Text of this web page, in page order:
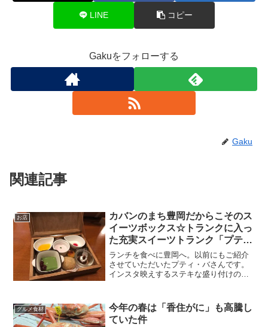
LINE コピー
Gakuをフォローする
Gaku
関連記事
お店
カバンのまち豊岡だからこそのス
イーツボックス☆トランクに入っ
た充実スイーツトランク「プテ
ィ・パ」さん
ランチを食べに豊岡へ。以前にもご紹介
させていただいたプティ・バさんです。
インスタ映えするステキな盛り付けのラ
つ詰め込んだ「スイーツトランク」で
す。カバンのまち豊岡ならではのスイー
ツボックスです。
グルメ食材
今年の春は「香住がに」も高騰し
ていた件